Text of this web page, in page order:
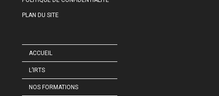
PLAN DU SITE
ACCUEIL
L’IRTS
NOS FORMATIONS